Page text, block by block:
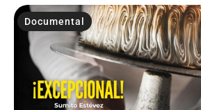
Documental